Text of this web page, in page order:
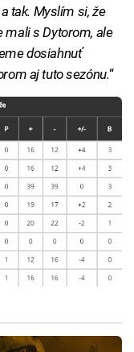
tak. Myslím si, že
mali s Dytorom, ale
dosiahnuť
aj tuto sezónu.“